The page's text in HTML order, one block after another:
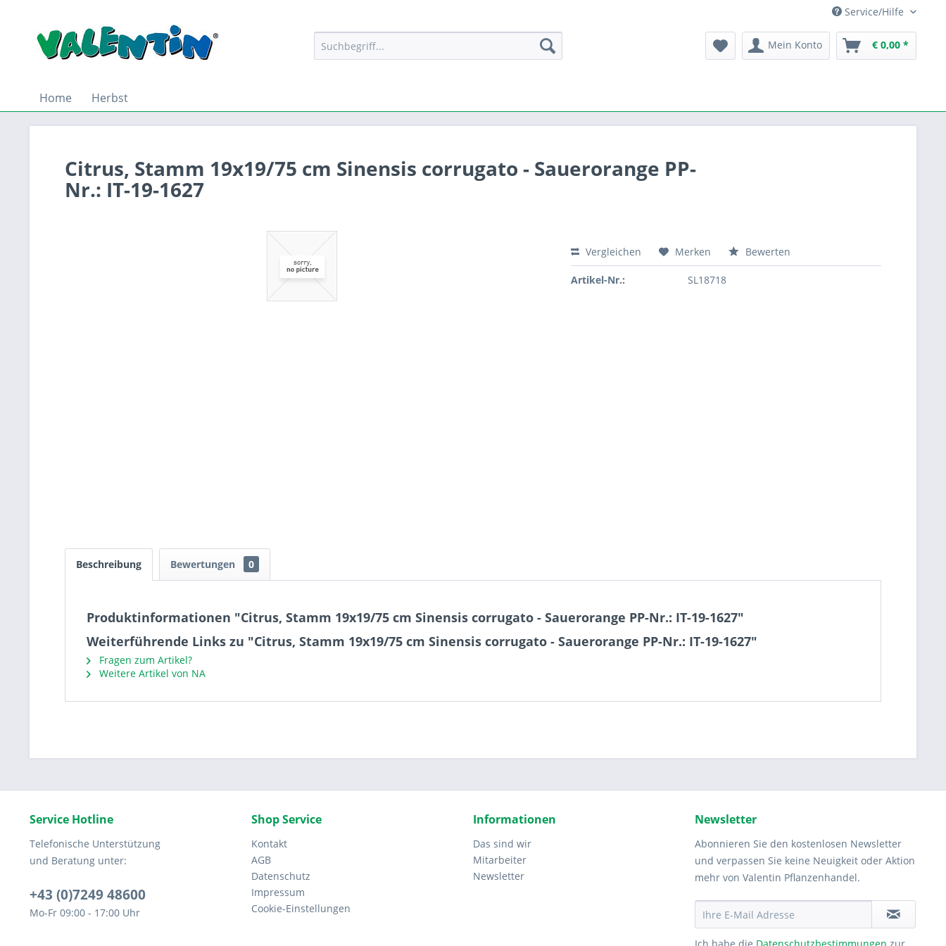
Service/Hilfe
Mein Konto € 0,00 *
Home Herbst
Citrus, Stamm 19x19/75 cm Sinensis corrugato - Sauerorange PP-
Nr.: IT-19-1627
Vergleichen Merken Bewerten
Artikel-Nr.: SL18718
Beschreibung Bewertungen 0
Produktinformationen "Citrus, Stamm 19x19/75 cm Sinensis corrugato - Sauerorange PP-Nr.: IT-19-1627"
Weiterführende Links zu "Citrus, Stamm 19x19/75 cm Sinensis corrugato - Sauerorange PP-Nr.: IT-19-1627"
Fragen zum Artikel?
Weitere Artikel von NA
Service Hotline
Telefonische Unterstützung
und Beratung unter:
+43 (0)7249 48600
Mo-Fr 09:00 - 17:00 Uhr
Shop Service
Kontakt
AGB
Datenschutz
Impressum
Cookie-Einstellungen
Informationen
Das sind wir
Mitarbeiter
Newsletter
Newsletter
Abonnieren Sie den kostenlosen Newsletter
und verpassen Sie keine Neuigkeit oder Aktion
mehr von Valentin Pflanzenhandel.